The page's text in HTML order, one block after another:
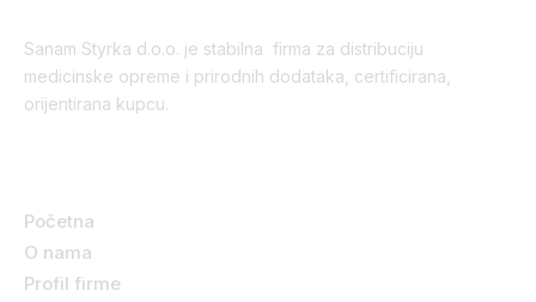
Sanam Styrka d.o.o. je stabilna firma za distribuciju
medicinske opreme i prirodnih dodataka, certificirana,
orijentirana kupcu.
Početna
O nama
Profil firme